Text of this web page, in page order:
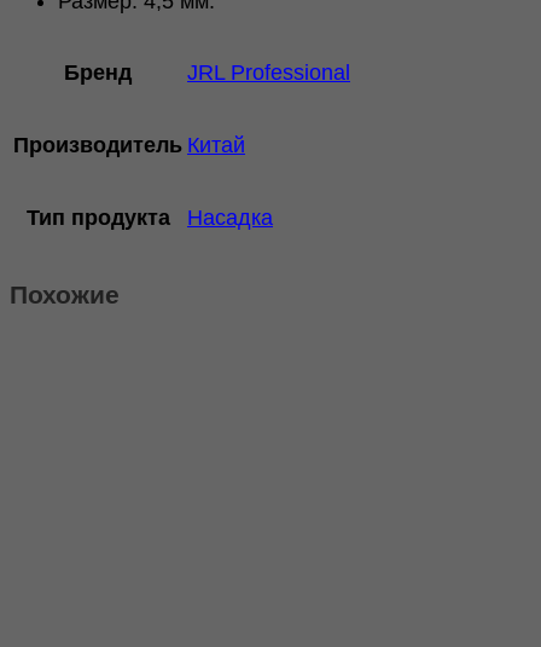
Бренд JRL Professional
Производитель Китай
Тип продукта Насадка
Похожие